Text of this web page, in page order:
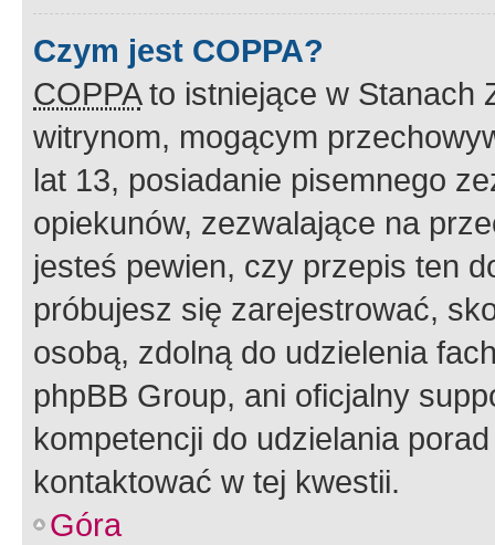
Czym jest COPPA?
COPPAto istniejące w Stanach
witrynom, mogącym
lat 13, posiadanie pisemnego
opiekunów, zezwalające na
jesteś pewien, czy przepis ten
próbujesz się zarejestrować,
osobą, zdolną do udzielenia
phpBB Group, ani oficjalny
kompetencji do udzielania
kontaktować w tej kwestii.
Góra